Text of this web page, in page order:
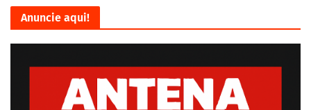
Anuncie aqui!